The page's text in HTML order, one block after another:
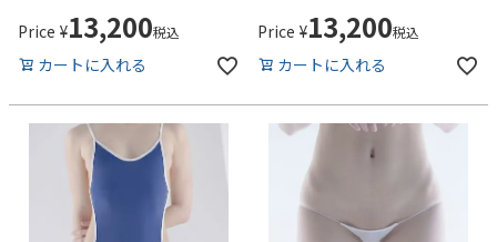
Price ¥13,200税込
カートに入れる
Price ¥13,200税込
カートに入れる